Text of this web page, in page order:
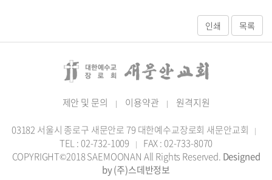
제안 및 문의 | 이용약관 | 원격지원
03182 서울시 종로구 새문안로 79 대한예수교장로회 새문안교회 |
TEL : 02-732-1009 |
FAX : 02-733-8070
COPYRIGHT©2018 SAEMOONAN All Rights Reserved. Designed
by (주)스데반정보